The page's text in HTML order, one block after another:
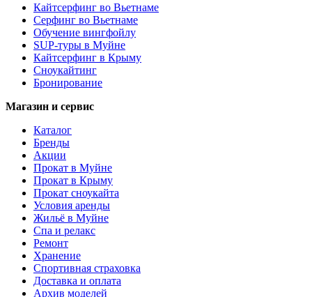
Кайтсерфинг во Вьетнаме
Серфинг во Вьетнаме
Обучение вингфойлу
SUP-туры в Муйне
Кайтсерфинг в Крыму
Сноукайтинг
Бронирование
Магазин и сервис
Каталог
Бренды
Акции
Прокат в Муйне
Прокат в Крыму
Прокат сноукайта
Условия аренды
Жильё в Муйне
Спа и релакс
Ремонт
Хранение
Спортивная страховка
Доставка и оплата
Архив моделей